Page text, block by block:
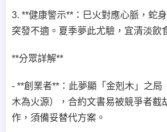
3. **健康警示**：巳火對應心脈，蛇
突發不適。夏季夢此尤驗，宜清淡飲
**分眾詳解**
- **創業者**：此夢顯「金剋木」之局
木為火源），合約文書易被競爭者截
作，須備妥替代方案。